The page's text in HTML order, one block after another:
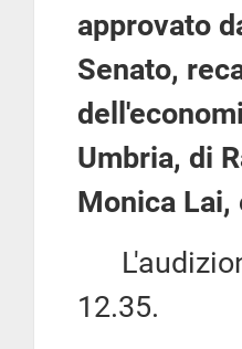
approvato
Senato,
Umbria, di
Monica
12.35.